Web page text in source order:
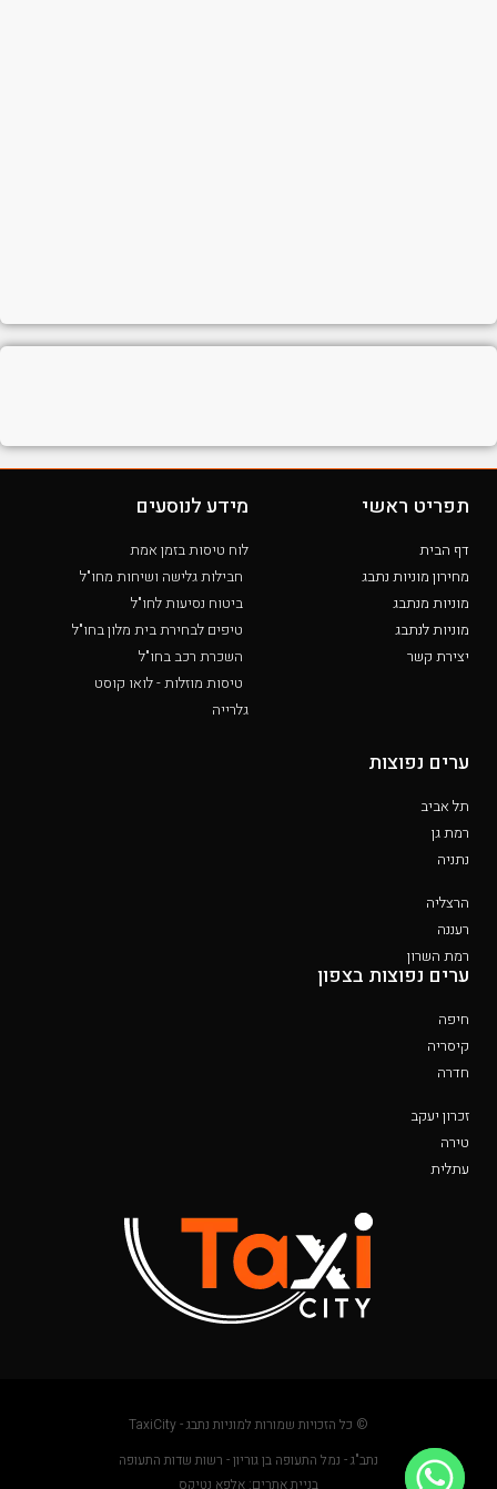
תפריט ראשי
דף הבית
מחירון מוניות נתבג
מוניות מנתבג
מוניות לנתבג
יצירת קשר
מידע לנוסעים
לוח טיסות בזמן אמת
חבילות גלישה ושיחות מחו"ל
ביטוח נסיעות לחו"ל
טיפים לבחירת בית מלון בחו"ל
השכרת רכב בחו"ל
טיסות מוזלות - לואו קוסט
גלרייה
ערים נפוצות
תל אביב
רמת גן
נתניה
הרצליה
רעננה
רמת השרון
ערים נפוצות בצפון
חיפה
קיסריה
חדרה
זכרון יעקב
טירה
עתלית
© כל הזכויות שמורות למוניות נתבג - TaxiCity
נתב"ג - נמל התעופה בן גוריון - רשות שדות התעופה
בניית אתרים: אלפא נטיקס